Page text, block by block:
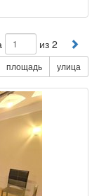
из 2
площадь улица